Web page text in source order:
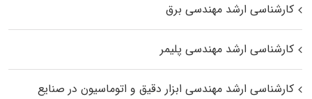
کارشناسی ارشد مهندسی برق
کارشناسی ارشد مهندسی پلیمر
کارشناسی ارشد مهندسی ابزار دقیق و اتوماسیون در صنایع